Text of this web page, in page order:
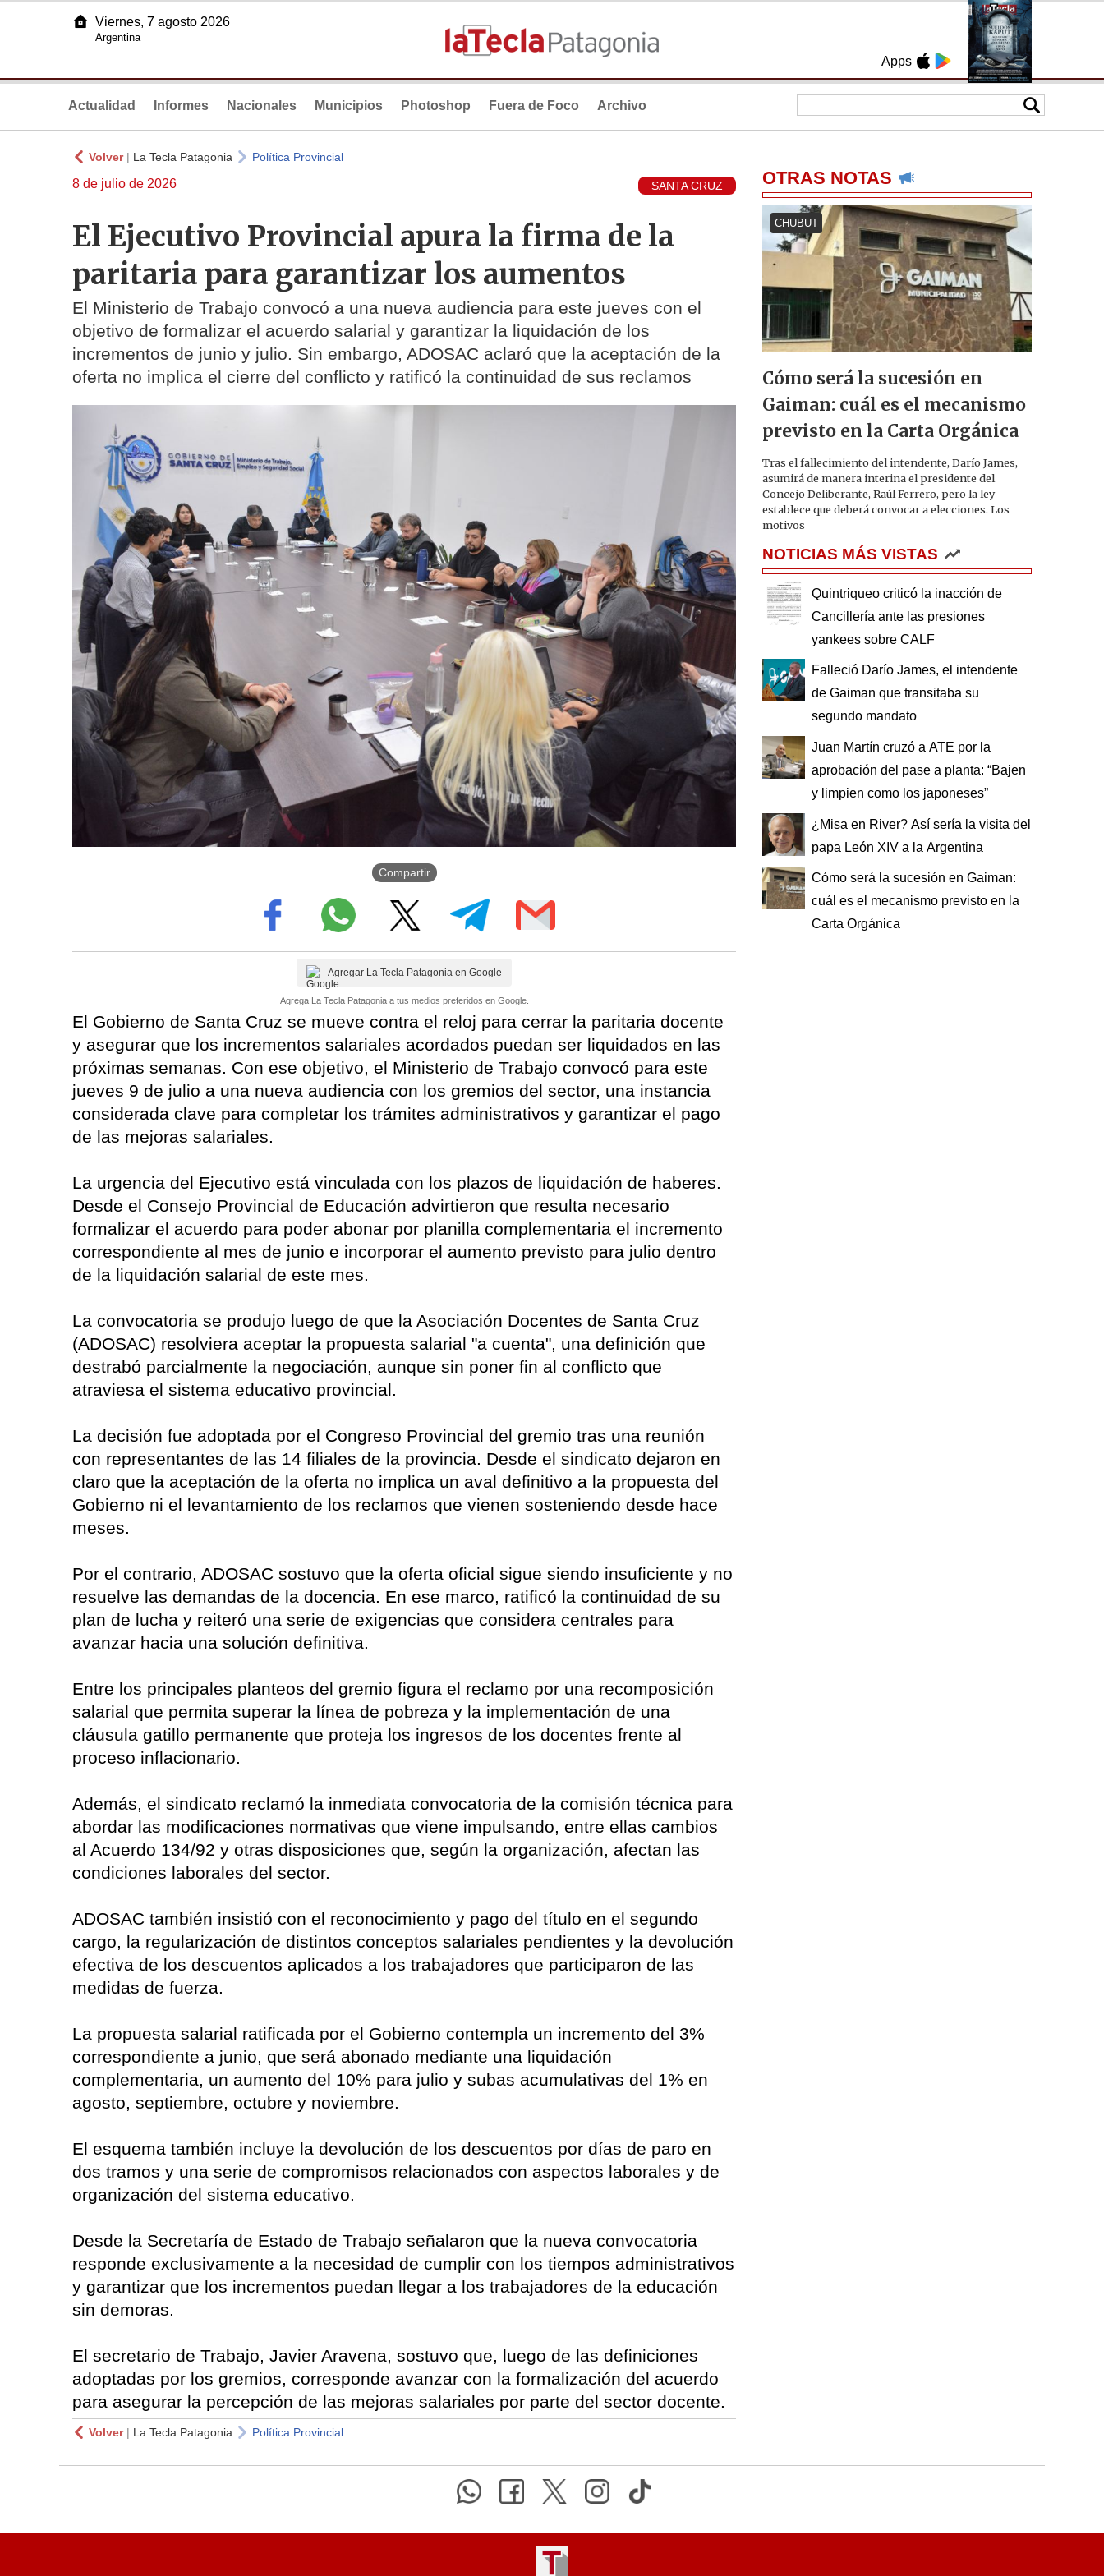
Apps
Viernes, 7 agosto 2026
Argentina
Actualidad Informes Nacionales Municipios Photoshop Fuera de Foco Archivo
Volver| La Tecla Patagonia Política Provincial
8 de julio de 2026 SANTA CRUZ
El Ejecutivo Provincial apura la firma de la
paritaria para garantizar los aumentos
El Ministerio de Trabajo convocó a una nueva audiencia para este jueves con el
objetivo de formalizar el acuerdo salarial y garantizar la liquidación de los
incrementos de junio y julio. Sin embargo, ADOSAC aclaró que la aceptación de la
oferta no implica el cierre del conflicto y ratificó la continuidad de sus reclamos
Compartir
Agregar La Tecla Patagonia en Google
Agrega La Tecla Patagonia a tus medios preferidos en Google.
El Gobierno de Santa Cruz se mueve contra el reloj para cerrar la paritaria docente
y asegurar que los incrementos salariales acordados puedan ser liquidados en las
próximas semanas. Con ese objetivo, el Ministerio de Trabajo convocó para este
jueves 9 de julio a una nueva audiencia con los gremios del sector, una instancia
considerada clave para completar los trámites administrativos y garantizar el pago
de las mejoras salariales.
La urgencia del Ejecutivo está vinculada con los plazos de liquidación de haberes.
Desde el Consejo Provincial de Educación advirtieron que resulta necesario
formalizar el acuerdo para poder abonar por planilla complementaria el incremento
correspondiente al mes de junio e incorporar el aumento previsto para julio dentro
de la liquidación salarial de este mes.
La convocatoria se produjo luego de que la Asociación Docentes de Santa Cruz
(ADOSAC) resolviera aceptar la propuesta salarial "a cuenta", una definición que
destrabó parcialmente la negociación, aunque sin poner fin al conflicto que
atraviesa el sistema educativo provincial.
La decisión fue adoptada por el Congreso Provincial del gremio tras una reunión
con representantes de las 14 filiales de la provincia. Desde el sindicato dejaron en
claro que la aceptación de la oferta no implica un aval definitivo a la propuesta del
Gobierno ni el levantamiento de los reclamos que vienen sosteniendo desde hace
meses.
Por el contrario, ADOSAC sostuvo que la oferta oficial sigue siendo insuficiente y no
resuelve las demandas de la docencia. En ese marco, ratificó la continuidad de su
plan de lucha y reiteró una serie de exigencias que considera centrales para
avanzar hacia una solución definitiva.
Entre los principales planteos del gremio figura el reclamo por una recomposición
salarial que permita superar la línea de pobreza y la implementación de una
cláusula gatillo permanente que proteja los ingresos de los docentes frente al
proceso inflacionario.
Además, el sindicato reclamó la inmediata convocatoria de la comisión técnica para
abordar las modificaciones normativas que viene impulsando, entre ellas cambios
al Acuerdo 134/92 y otras disposiciones que, según la organización, afectan las
condiciones laborales del sector.
ADOSAC también insistió con el reconocimiento y pago del título en el segundo
cargo, la regularización de distintos conceptos salariales pendientes y la devolución
efectiva de los descuentos aplicados a los trabajadores que participaron de las
medidas de fuerza.
La propuesta salarial ratificada por el Gobierno contempla un incremento del 3%
correspondiente a junio, que será abonado mediante una liquidación
complementaria, un aumento del 10% para julio y subas acumulativas del 1% en
agosto, septiembre, octubre y noviembre.
El esquema también incluye la devolución de los descuentos por días de paro en
dos tramos y una serie de compromisos relacionados con aspectos laborales y de
organización del sistema educativo.
Desde la Secretaría de Estado de Trabajo señalaron que la nueva convocatoria
responde exclusivamente a la necesidad de cumplir con los tiempos administrativos
y garantizar que los incrementos puedan llegar a los trabajadores de la educación
sin demoras.
El secretario de Trabajo, Javier Aravena, sostuvo que, luego de las definiciones
adoptadas por los gremios, corresponde avanzar con la formalización del acuerdo
para asegurar la percepción de las mejoras salariales por parte del sector docente.
Volver| La Tecla Patagonia Política Provincial
OTRAS NOTAS
CHUBUT
Cómo será la sucesión en
Gaiman: cuál es el mecanismo
previsto en la Carta Orgánica
Tras el fallecimiento del intendente, Darío James,
asumirá de manera interina el presidente del
Concejo Deliberante, Raúl Ferrero, pero la ley
establece que deberá convocar a elecciones. Los
motivos
NOTICIAS MÁS VISTAS
Quintriqueo criticó la inacción de
Cancillería ante las presiones
yankees sobre CALF
Falleció Darío James, el intendente
de Gaiman que transitaba su
segundo mandato
Juan Martín cruzó a ATE por la
aprobación del pase a planta: “Bajen
y limpien como los japoneses”
¿Misa en River? Así sería la visita del
papa León XIV a la Argentina
Cómo será la sucesión en Gaiman:
cuál es el mecanismo previsto en la
Carta Orgánica